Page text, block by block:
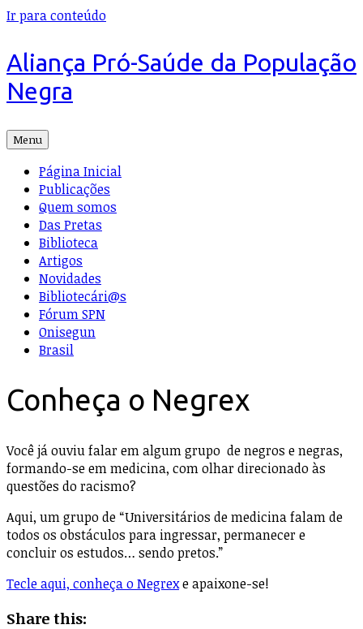
Ir para conteúdo
Aliança Pró-Saúde da População
Negra
Menu
Página Inicial
Publicações
Quem somos
Das Pretas
Biblioteca
Artigos
Novidades
Bibliotecári@s
Fórum SPN
Onisegun
Brasil
Conheça o Negrex
Você já ouviu falar em algum grupo de negros e negras,
formando-se em medicina, com olhar direcionado às
questões do racismo?
Aqui, um grupo de “Universitários de medicina falam de
todos os obstáculos para ingressar, permanecer e
concluir os estudos… sendo pretos.”
Tecle aqui, conheça o Negrexe apaixone-se!
Share this: